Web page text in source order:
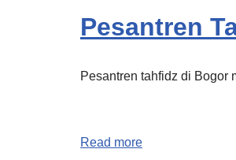
Pesantren
Pesantren tahfidz di
Read more